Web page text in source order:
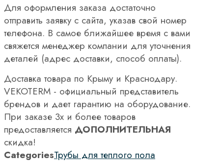
Для оформления заказа достаточно
отправить заявку с сайта, указав свой номер
телефона. В самое ближайшее время с вами
свяжется менеджер компании для уточнения
деталей (адрес доставки, способ оплаты).
Доставка товара по Крыму и Краснодару.
VEKOTERM - официальный представитель
брендов и дает гарантию на оборудование.
При заказе 3х и более товаров
предоставляется ДОПОЛНИТЕЛЬНАЯ
скидка!
CategoriesТрубы для теплого пола